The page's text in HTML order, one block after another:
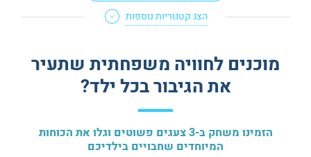
חדרי בריחה לא מפחידים
מתאים לנשים בהריון
חדרי בריחה באנגלית
הצג קטגוריות נוספות
מוכנים לחוויה משפחתית שתעיר
את הגיבור בכל ילד?
הזמינו משחק ב-3 צעגים פשוטים וגלו את הכוחות
המיוחדים שחבויים בילדיכם